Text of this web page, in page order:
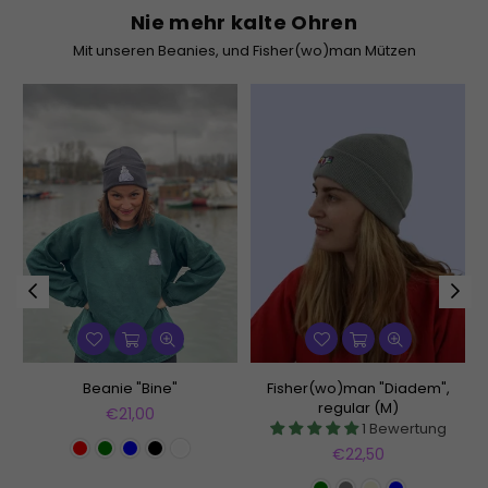
Nie mehr kalte Ohren
Mit unseren Beanies, und Fisher(wo)man Mützen
Beanie "Bine"
Normaler
€21,00
Fisher(wo)man "Diadem",
regular (M)
1 Bewertung
Normaler
€22,50